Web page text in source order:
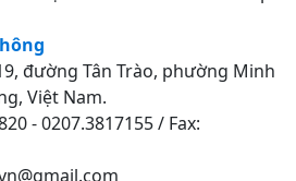
đường Tân Trào, phường Minh
Việt Nam.
- 0207.3817155 / Fax: